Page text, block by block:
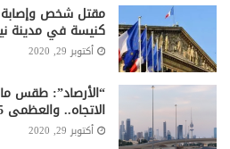
مقتل شخص
كنيسة في مدينة
أكتوبر 29, 2020
“الأرصاد”: طقس
الاتجاه.. والعظمى 35 مئوية
أكتوبر 29, 2020